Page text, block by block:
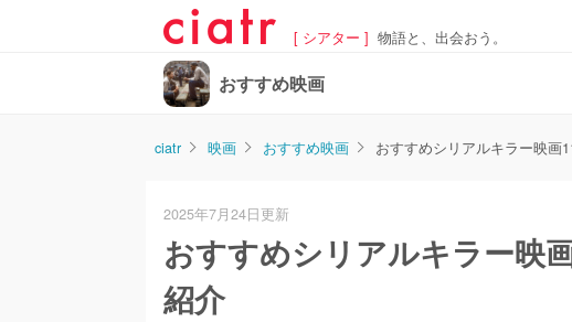
[ シアター ] 物語と、出会おう。
おすすめ映画
ciatr 映画 おすすめ映画 おすすめシリアルキラー映画
2025年7月24日更新
おすすめシリアルキラー映
紹介